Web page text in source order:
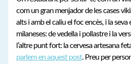
com un gran menjador de les cases
alts i amb el caliu el foc encès, i la seva
milaneses: de vedella i pollastre i la
l’altre punt fort: la cervesa artesana
parlem en aquest post. Preu per